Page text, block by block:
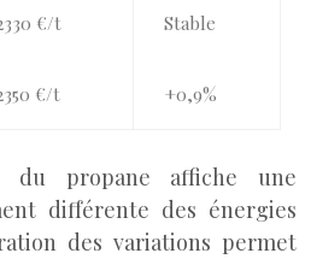
€/t Stable
€/t +0,9%
du propane affiche une
différente des énergies
des variations permet